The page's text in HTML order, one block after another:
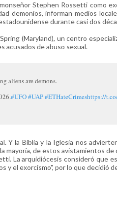
Stephen Rossetti como
demonios, informan medios
durante casi dos
(Maryland), un centro
acusados de abuso sexual.
aliens are demons.
#UFO#UAP#ETHateCrimeshttps://
Y la Biblia y la Iglesia nos
mayoría, de estos avistamientos
La arquidiócesis consideró que
y el exorcismo", por lo que decidió